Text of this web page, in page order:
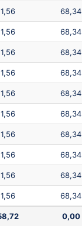
68,34
68,34
68,34
68,34
68,34
68,34
68,34
68,34
68,34
68,34
0,00